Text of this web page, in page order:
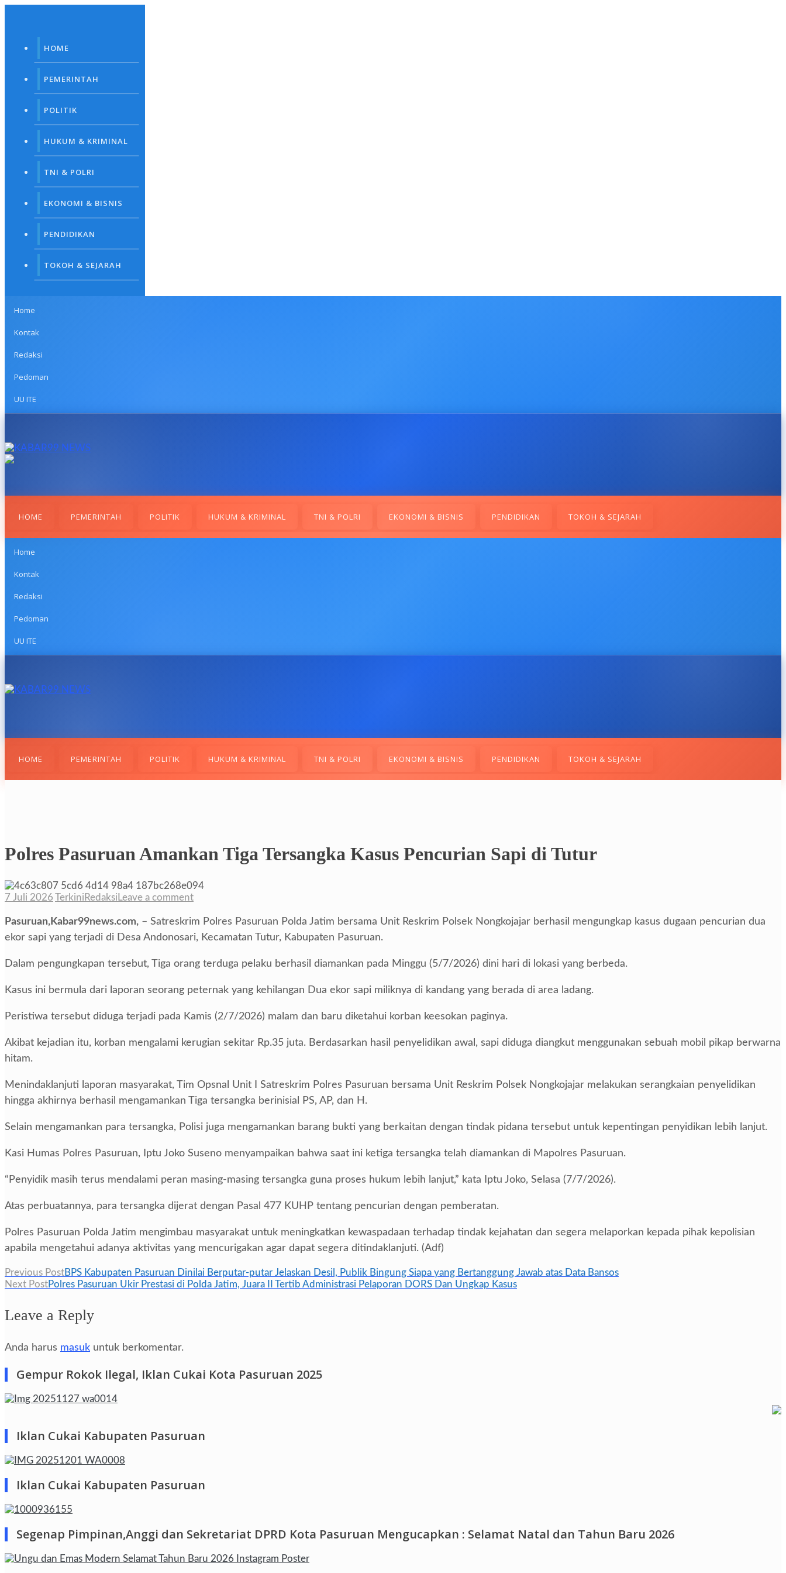
HOME
PEMERINTAH
POLITIK
HUKUM & KRIMINAL
TNI & POLRI
EKONOMI & BISNIS
PENDIDIKAN
TOKOH & SEJARAH
Home
Kontak
Redaksi
Pedoman
UU ITE
HOME PEMERINTAH POLITIK HUKUM & KRIMINAL TNI & POLRI EKONOMI & BISNIS PENDIDIKAN TOKOH & SEJARAH
Home
Kontak
Redaksi
Pedoman
UU ITE
HOME PEMERINTAH POLITIK HUKUM & KRIMINAL TNI & POLRI EKONOMI & BISNIS PENDIDIKAN TOKOH & SEJARAH
Polres Pasuruan Amankan Tiga Tersangka Kasus Pencurian Sapi di Tutur
7 Juli 2026 Terkini Redaksi Leave a comment
Pasuruan,Kabar99news.com, – Satreskrim Polres Pasuruan Polda Jatim bersama Unit Reskrim Polsek Nongkojajar berhasil mengungkap kasus dugaan pencurian dua
ekor sapi yang terjadi di Desa Andonosari, Kecamatan Tutur, Kabupaten Pasuruan.
Dalam pengungkapan tersebut, Tiga orang terduga pelaku berhasil diamankan pada Minggu (5/7/2026) dini hari di lokasi yang berbeda.
Kasus ini bermula dari laporan seorang peternak yang kehilangan Dua ekor sapi miliknya di kandang yang berada di area ladang.
Peristiwa tersebut diduga terjadi pada Kamis (2/7/2026) malam dan baru diketahui korban keesokan paginya.
Akibat kejadian itu, korban mengalami kerugian sekitar Rp.35 juta. Berdasarkan hasil penyelidikan awal, sapi diduga diangkut menggunakan sebuah mobil pikap berwarna
hitam.
Menindaklanjuti laporan masyarakat, Tim Opsnal Unit I Satreskrim Polres Pasuruan bersama Unit Reskrim Polsek Nongkojajar melakukan serangkaian penyelidikan
hingga akhirnya berhasil mengamankan Tiga tersangka berinisial PS, AP, dan H.
Selain mengamankan para tersangka, Polisi juga mengamankan barang bukti yang berkaitan dengan tindak pidana tersebut untuk kepentingan penyidikan lebih lanjut.
Kasi Humas Polres Pasuruan, Iptu Joko Suseno menyampaikan bahwa saat ini ketiga tersangka telah diamankan di Mapolres Pasuruan.
“Penyidik masih terus mendalami peran masing-masing tersangka guna proses hukum lebih lanjut,” kata Iptu Joko, Selasa (7/7/2026).
Atas perbuatannya, para tersangka dijerat dengan Pasal 477 KUHP tentang pencurian dengan pemberatan.
Polres Pasuruan Polda Jatim mengimbau masyarakat untuk meningkatkan kewaspadaan terhadap tindak kejahatan dan segera melaporkan kepada pihak kepolisian
apabila mengetahui adanya aktivitas yang mencurigakan agar dapat segera ditindaklanjuti. (Adf)
Navigasi
Previous PostBPS Kabupaten Pasuruan Dinilai Berputar-putar Jelaskan Desil, Publik Bingung Siapa yang Bertanggung Jawab atas Data Bansos
Next PostPolres Pasuruan Ukir Prestasi di Polda Jatim, Juara II Tertib Administrasi Pelaporan DORS Dan Ungkap Kasus
Leave a Reply
Anda harus masuk untuk berkomentar.
Gempur Rokok Ilegal, Iklan Cukai Kota Pasuruan 2025
Iklan Cukai Kabupaten Pasuruan
Iklan Cukai Kabupaten Pasuruan
Segenap Pimpinan,Anggi dan Sekretariat DPRD Kota Pasuruan Mengucapkan : Selamat Natal dan Tahun Baru 2026